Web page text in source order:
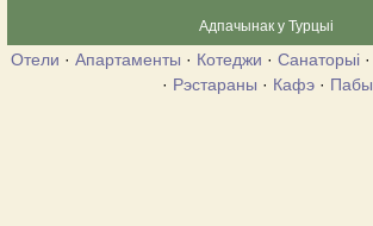
Адпачынак у Турцыі
Отели · Апартаменты · Котеджи · Санаторыі ·
· Рэстараны · Кафэ· Пабы